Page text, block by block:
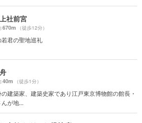
社前宮
670m （徒歩12分）
君の聖地巡礼
40m （徒歩1分）
建築家、建築史家であり江戸東京博物館の館長・
が地...